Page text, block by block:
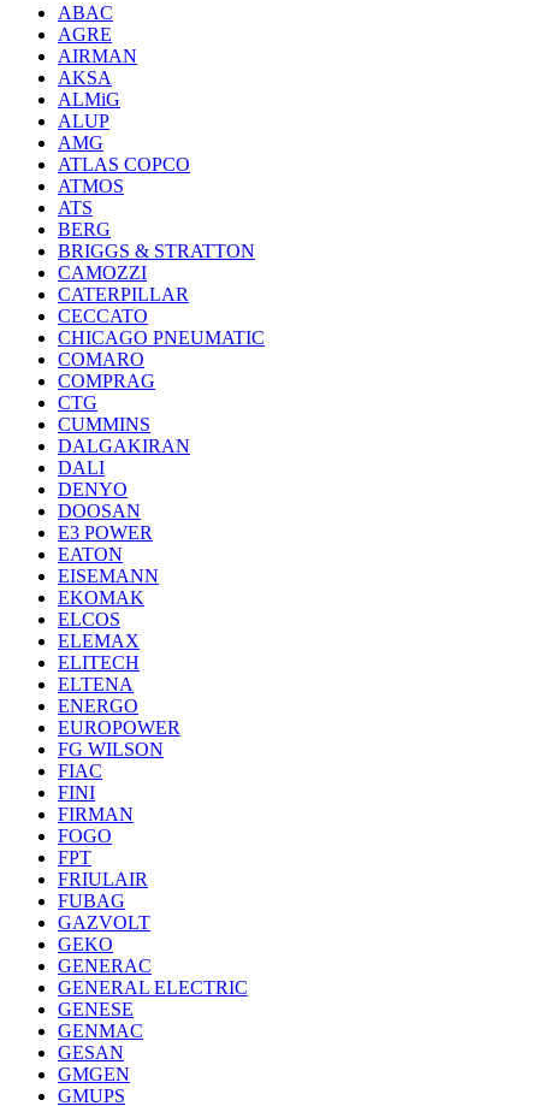
ABAC
AGRE
AIRMAN
AKSA
ALMiG
ALUP
AMG
ATLAS COPCO
ATMOS
ATS
BERG
BRIGGS & STRATTON
CAMOZZI
CATERPILLAR
CECCATO
CHICAGO PNEUMATIC
COMARO
COMPRAG
CTG
CUMMINS
DALGAKIRAN
DALI
DENYO
DOOSAN
E3 POWER
EATON
EISEMANN
EKOMAK
ELCOS
ELEMAX
ELITECH
ELTENA
ENERGO
EUROPOWER
FG WILSON
FIAC
FINI
FIRMAN
FOGO
FPT
FRIULAIR
FUBAG
GAZVOLT
GEKO
GENERAC
GENERAL ELECTRIC
GENESE
GENMAC
GESAN
GMGEN
GMUPS